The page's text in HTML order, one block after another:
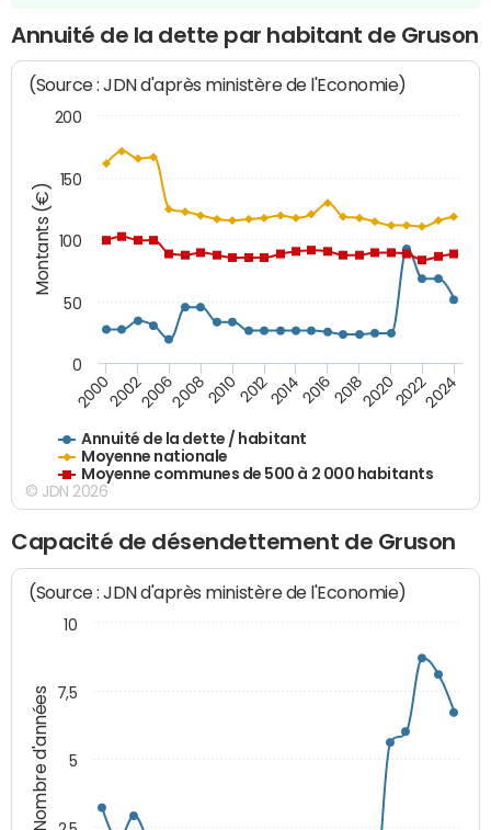
Annuité de la dette par habitant de Gruson
Montants (€)
(Source : JDN d'après ministère de l'Economie)
Annuité de la dette / habitant
Moyenne nationale
Moyenne communes de 500 à 2 000 habitants
200020022006200820102012201420162018202020222024
0
50
100
150
200
© JDN 2026
Capacité de désendettement de Gruson
Nombre d'années
(Source : JDN d'après ministère de l'Economie)
5
7,5
10